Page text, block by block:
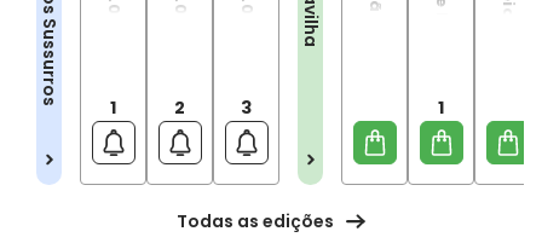
1 2 3 1
Todas as edições